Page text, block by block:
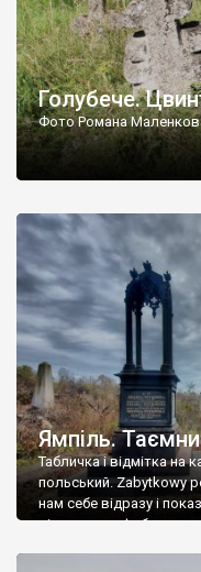
Голубече.
Фото Романа
Ямпіль.
Табличка і відмітка на
польський. Zabytkowy
нам себе відразу і
віднести до фабричних,